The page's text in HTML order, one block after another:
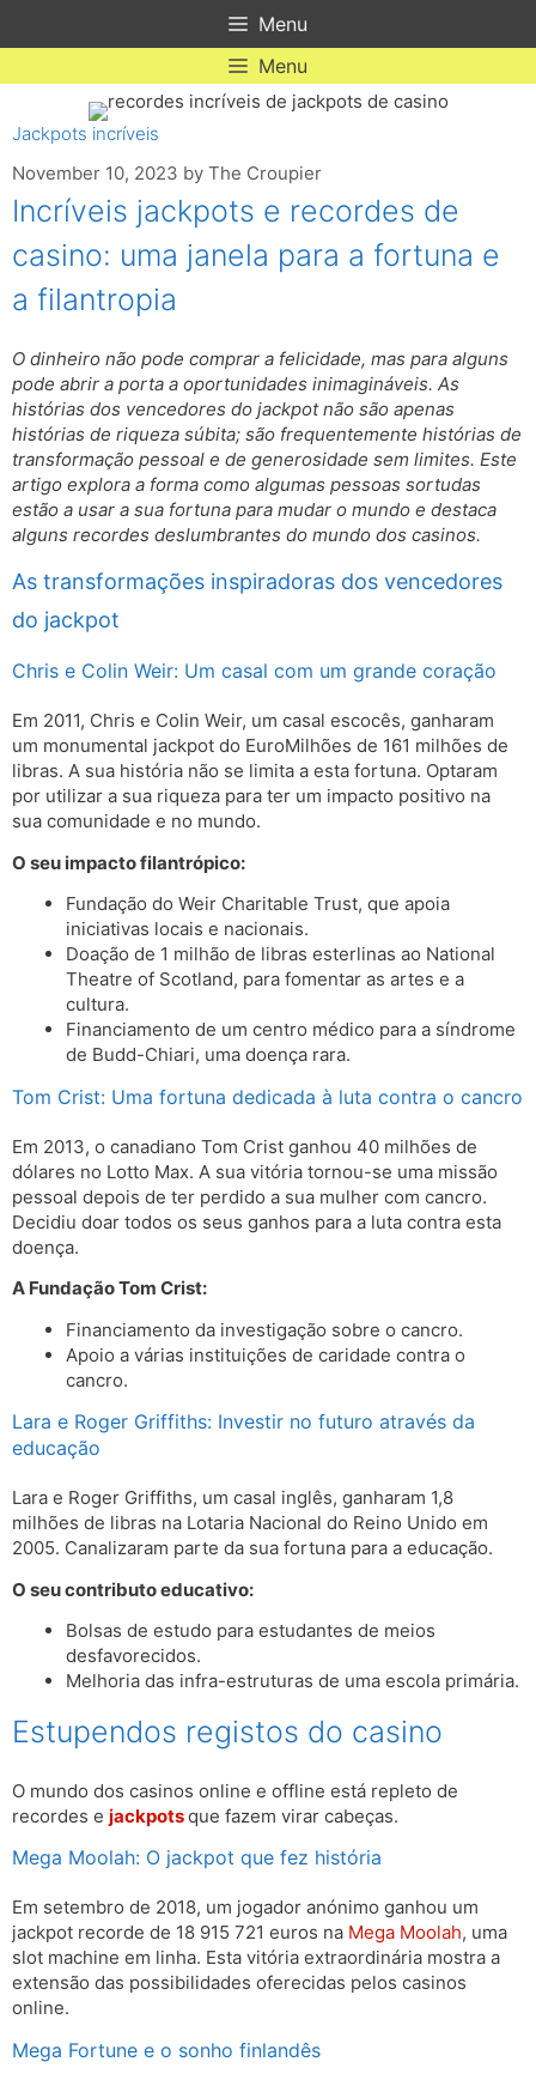
Menu
Menu
Jackpots incríveis
November 10, 2023 by The Croupier
Incríveis jackpots e recordes de
casino: uma janela para a fortuna e
a filantropia
O dinheiro não pode comprar a felicidade, mas para alguns
pode abrir a porta a oportunidades inimagináveis. As
histórias dos vencedores do jackpot não são apenas
histórias de riqueza súbita; são frequentemente histórias de
transformação pessoal e de generosidade sem limites. Este
artigo explora a forma como algumas pessoas sortudas
estão a usar a sua fortuna para mudar o mundo e destaca
alguns recordes deslumbrantes do mundo dos casinos.
As transformações inspiradoras dos vencedores
do jackpot
Chris e Colin Weir: Um casal com um grande coração
Em 2011, Chris e Colin Weir, um casal escocês, ganharam
um monumental jackpot do EuroMilhões de 161 milhões de
libras. A sua história não se limita a esta fortuna. Optaram
por utilizar a sua riqueza para ter um impacto positivo na
sua comunidade e no mundo.
O seu impacto filantrópico:
Fundação do Weir Charitable Trust, que apoia
iniciativas locais e nacionais.
Doação de 1 milhão de libras esterlinas ao National
Theatre of Scotland, para fomentar as artes e a
cultura.
Financiamento de um centro médico para a síndrome
de Budd-Chiari, uma doença rara.
Tom Crist: Uma fortuna dedicada à luta contra o cancro
Em 2013, o canadiano Tom Crist ganhou 40 milhões de
dólares no Lotto Max. A sua vitória tornou-se uma missão
pessoal depois de ter perdido a sua mulher com cancro.
Decidiu doar todos os seus ganhos para a luta contra esta
doença.
A Fundação Tom Crist:
Financiamento da investigação sobre o cancro.
Apoio a várias instituições de caridade contra o
cancro.
Lara e Roger Griffiths: Investir no futuro através da
educação
Lara e Roger Griffiths, um casal inglês, ganharam 1,8
milhões de libras na Lotaria Nacional do Reino Unido em
2005. Canalizaram parte da sua fortuna para a educação.
O seu contributo educativo:
Bolsas de estudo para estudantes de meios
desfavorecidos.
Melhoria das infra-estruturas de uma escola primária.
Estupendos registos do casino
O mundo dos casinos online e offline está repleto de
recordes e jackpotsque fazem virar cabeças.
Mega Moolah: O jackpot que fez história
Em setembro de 2018, um jogador anónimo ganhou um
jackpot recorde de 18 915 721 euros na Mega Moolah, uma
slot machine em linha. Esta vitória extraordinária mostra a
extensão das possibilidades oferecidas pelos casinos
online.
Mega Fortune e o sonho finlandês